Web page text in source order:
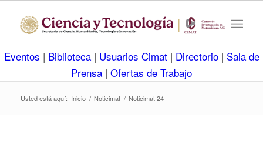
Eventos | Biblioteca | Usuarios Cimat | Directorio | Sala de
Prensa | Ofertas de Trabajo
Usted está aquí: Inicio / Noticimat / Noticimat 24